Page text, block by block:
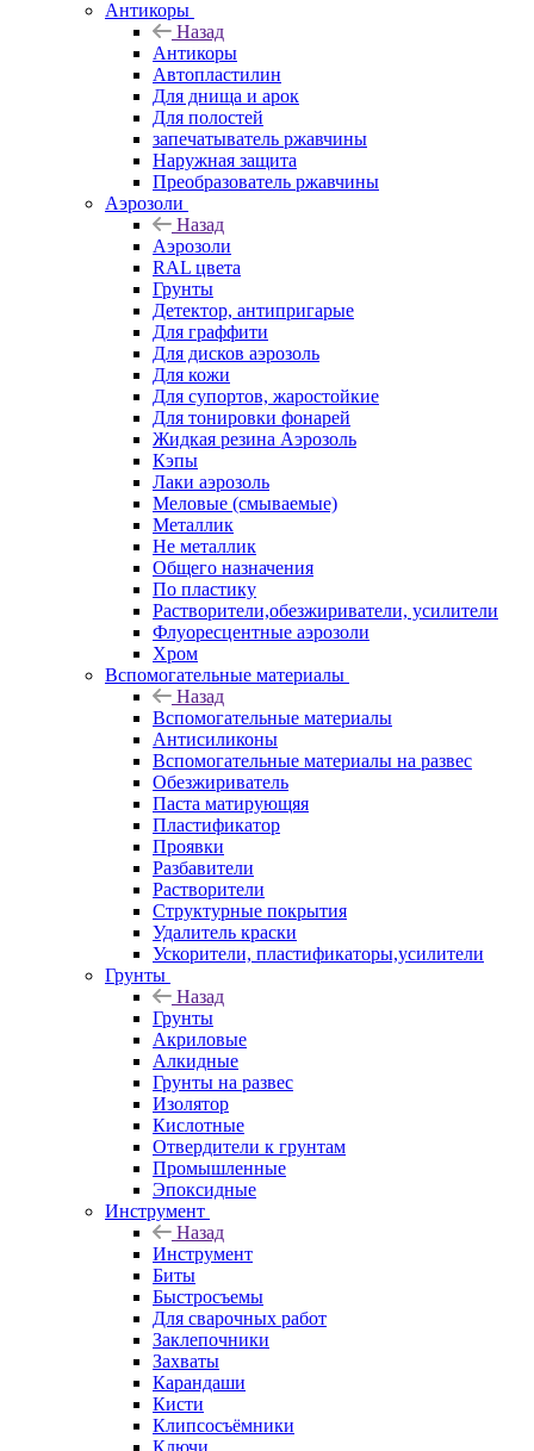
Антикоры
Назад
Антикоры
Автопластилин
Для днища и арок
Для полостей
запечатыватель ржавчины
Наружная защита
Преобразователь ржавчины
Аэрозоли
Назад
Аэрозоли
RAL цвета
Грунты
Детектор, антипригарые
Для граффити
Для дисков аэрозоль
Для кожи
Для супортов, жаростойкие
Для тонировки фонарей
Жидкая резина Аэрозоль
Кэпы
Лаки аэрозоль
Меловые (смываемые)
Металлик
Не металлик
Общего назначения
По пластику
Растворители,обезжириватели, усилители
Флуоресцентные аэрозоли
Хром
Вспомогательные материалы
Назад
Вспомогательные материалы
Антисиликоны
Вспомогательные материалы на развес
Обезжириватель
Паста матирующяя
Пластификатор
Проявки
Разбавители
Растворители
Структурные покрытия
Удалитель краски
Ускорители, пластификаторы,усилители
Грунты
Назад
Грунты
Акриловые
Алкидные
Грунты на развес
Изолятор
Кислотные
Отвердители к грунтам
Промышленные
Эпоксидные
Инструмент
Назад
Инструмент
Биты
Быстросъемы
Для сварочных работ
Заклепочники
Захваты
Карандаши
Кисти
Клипсосъёмники
Ключи